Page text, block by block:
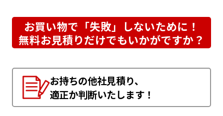
お買い物で「失敗」しないために！
無料お見積りだけでもいかがですか？
お持ちの他社見積り、
適正か判断いたします！